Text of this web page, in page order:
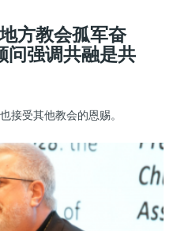
方教会孤军奋
问强调共融是共
接受其他教会的恩赐。